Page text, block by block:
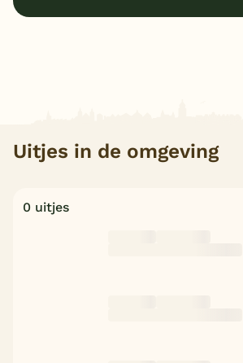
Uitjes in de omgeving
0 uitjes